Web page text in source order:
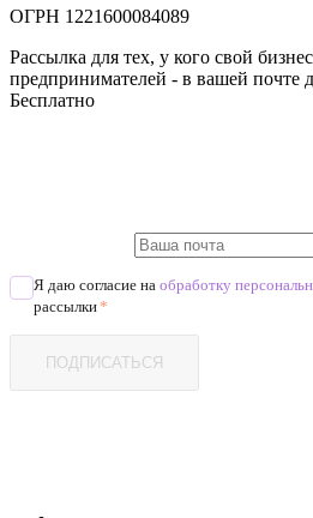
ОГРН 1221600084089
Рассылка для тех, у кого свой
предпринимателей - в вашей почте
Бесплатно
Я даю согласие на обработку
рассылки*
ПОДПИСАТЬСЯ